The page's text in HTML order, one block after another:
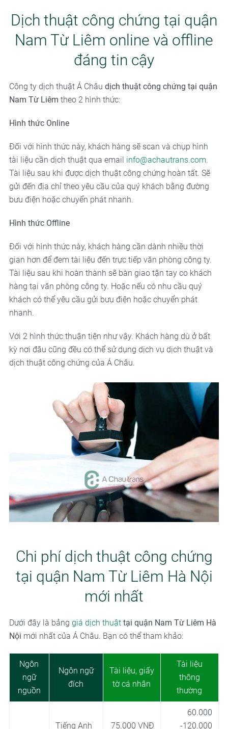
Dịch thuật công chứng tại quận
Nam Từ Liêm online và offline
đáng tin cậy
Công ty dịch thuật Á Châu dịch thuật công chứng tại quận
Nam Từ Liêm theo 2 hình thức:
Hình thức Online
Đối với hình thức này, khách hàng sẽ scan và chụp hình
tài liệu cần dịch thuật qua email info@achautrans.com.
Tài liệu sau khi được dịch thuật công chứng hoàn tất. Sẽ
gửi đến địa chỉ theo yêu cầu của quý khách bằng đường
bưu điện hoặc chuyển phát nhanh.
Hình thức Offline
Đối với hình thức này, khách hàng cần dành nhiều thời
gian hơn để đem tài liệu đến trực tiếp văn phòng công ty.
Tài liệu sau khi hoàn thành sẽ bàn giao tận tay co khách
hàng tại văn phòng công ty. Hoặc nếu có nhu cầu quý
khách có thể yêu cầu gửi bưu điện hoặc chuyển phát
nhanh.
Với 2 hình thức thuận tiện như vậy. Khách hàng dù ở bất
kỳ nơi đâu cũng đều có thể sử dụng dịch vụ dịch thuật và
dịch thuật công chứng của Á Châu.
Chi phí dịch thuật công chứng
tại quận Nam Từ Liêm Hà Nội
mới nhất
Dưới đây là bảng giá dịch thuật tại quận Nam Từ Liêm Hà
Nội mới nhất của Á Châu. Bạn có thể tham khảo:
Ngôn
ngữ
nguồn
Ngôn ngữ
đích
Tài liệu, giấy
tờ cá nhân
Tài liệu
thông
thường
Tiếng Anh 75.000 VNĐ
60.000
-120.000